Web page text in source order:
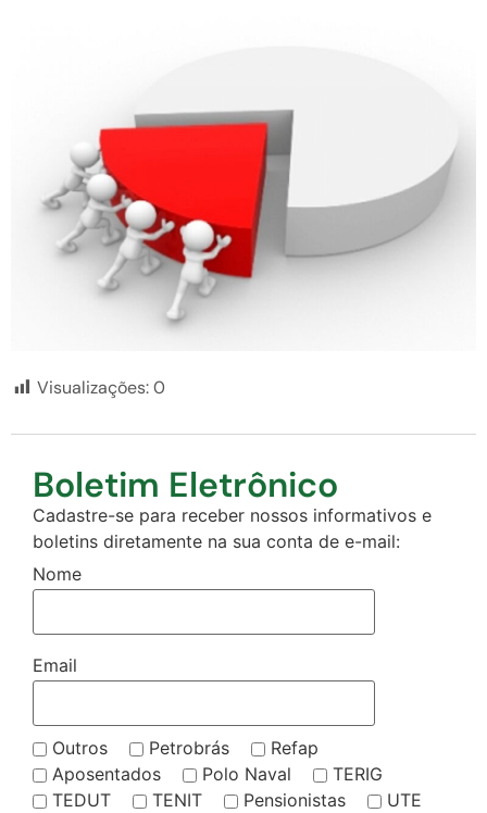
Visualizações:0
Boletim Eletrônico
Cadastre-se para receber nossos informativos e
boletins diretamente na sua conta de e-mail:
Nome
Email
Outros Petrobrás
Refap
Aposentados
Polo Naval
TERIG
TEDUT
TENIT Pensionistas
UTE